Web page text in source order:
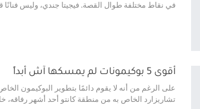
في نقاط مختلفة طوال القصة. فيجيتا جندي، وليس فنانًا
أقوى 5 بوكيمونات لم يمسكها آش أبداً
تشاريزارد الخاص به من منطقة كانتو أحد أشهر